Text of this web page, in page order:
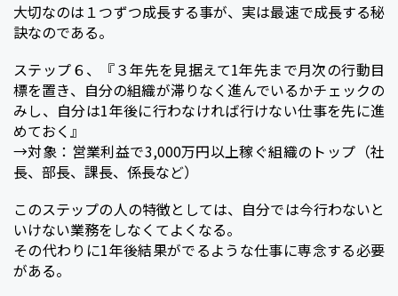
大切なのは１つずつ成長する事が、実は最速で成長する秘
訣なのである。
ステップ６、『３年先を見据えて1年先まで月次の行動目
標を置き、自分の組織が滞りなく進んでいるかチェックの
みし、自分は1年後に行わなければ行けない仕事を先に進
めておく』
→対象：営業利益で3,000万円以上稼ぐ組織のトップ（社
長、部長、課長、係長など）
このステップの人の特徴としては、自分では今行わないと
いけない業務をしなくてよくなる。
その代わりに1年後結果がでるような仕事に専念する必要
がある。